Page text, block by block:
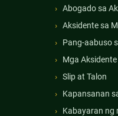
Abogado sa
Aksidente sa
Pang-aabuso
Mga
Slip at Talon
Kapansanan
Kabayaran ng